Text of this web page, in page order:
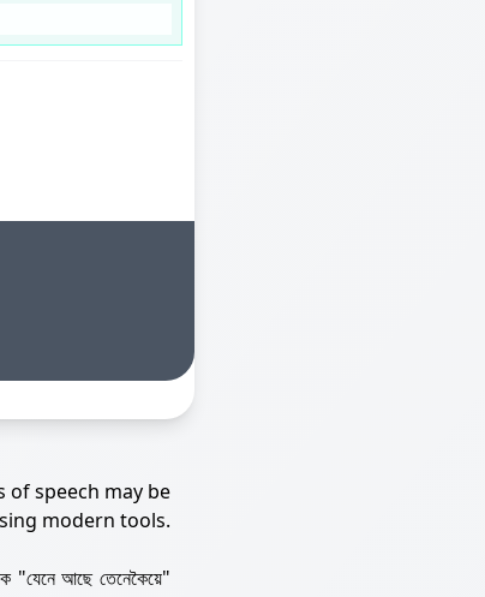
of speech may be
modern tools.
"যেনে আছে তেনেকৈয়ে"